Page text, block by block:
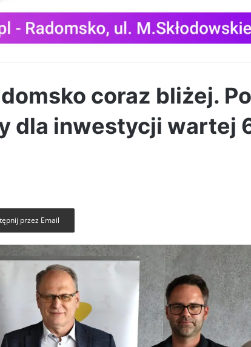
coraz bliżej.
dla inwestycji wartej
przez Email